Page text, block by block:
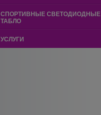
СПОРТИВНЫЕ СВЕТОДИОДНЫЕ
ТАБЛО
УСЛУГИ